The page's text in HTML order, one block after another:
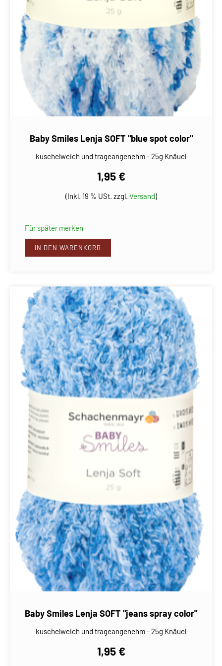
Baby Smiles Lenja SOFT "blue spot color"
kuschelweich und trageangenehm - 25g Knäuel
1,95 €
(Inkl. 19 % USt. zzgl. Versand)
Für später merken
IN DEN WARENKORB
Baby Smiles Lenja SOFT "jeans spray color"
kuschelweich und trageangenehm - 25g Knäuel
1,95 €